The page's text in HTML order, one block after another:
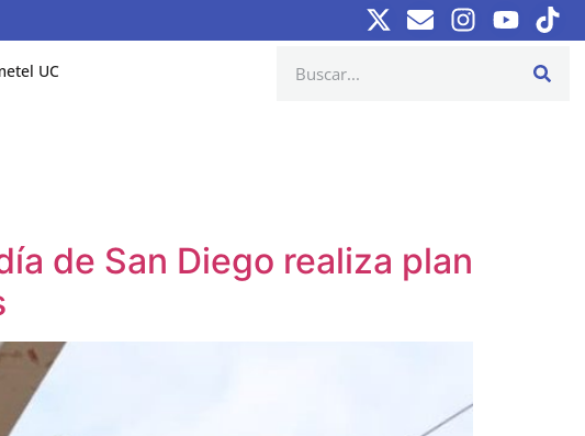
UC
de San Diego realiza plan